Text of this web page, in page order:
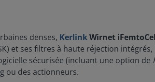
denses, KerlinkWirnet
et ses filtres à haute réjection
sécurisée (incluant une option de
ou des actionneurs.